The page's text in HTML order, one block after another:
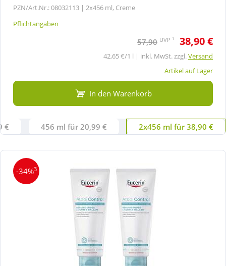
PZN/Art.Nr.: 08032113 | 2x456 ml, Creme
Pflichtangaben
57,90 UVP 1 38,90 €
42,65 €/1 l | inkl. MwSt. zzgl.Versand
Artikel auf Lager
In den Warenkorb
€ 456 ml für 20,99 € 2x456 ml für 38,90 €
-34%3